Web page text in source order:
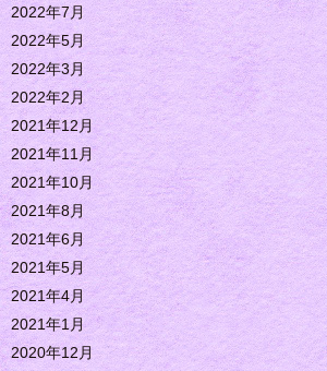
2022年7月
2022年5月
2022年3月
2022年2月
2021年12月
2021年11月
2021年10月
2021年8月
2021年6月
2021年5月
2021年4月
2021年1月
2020年12月